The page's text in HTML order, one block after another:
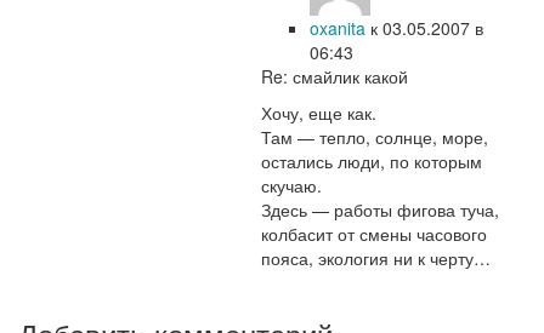
oxanita к 03.05.2007 в
06:43
Re: смайлик какой
Хочу, еще как.
Там — тепло, солнце, море,
остались люди, по которым
скучаю.
Здесь — работы фигова туча,
колбасит от смены часового
пояса, экология ни к черту…